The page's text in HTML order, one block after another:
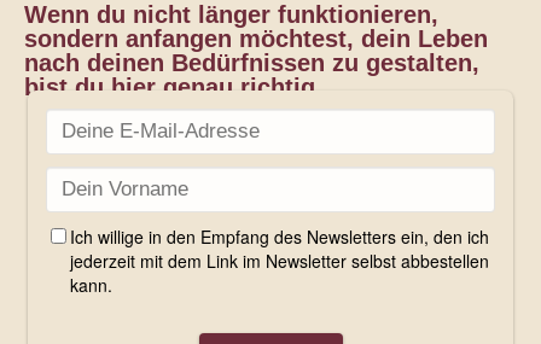
Wenn du nicht länger funktionieren,
sondern anfangen möchtest, dein Leben
nach deinen Bedürfnissen zu gestalten,
bist du hier genau richtig.